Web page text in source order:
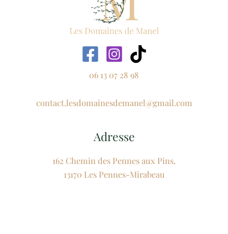
06 13 07 28 98
contact.lesdomainesdemanel@gmail.com
Adresse
162 Chemin des Pennes aux Pins,
13170 Les Pennes-Mirabeau